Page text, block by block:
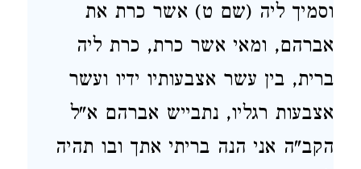
וסמיך ליה (שם ט) אשר כרת את
אברהם, ומאי אשר כרת, כרת ליה
ברית, בין עשר אצבעותיו ידיו ועשר
אצבעות רגליו, נתבייש אברהם א"ל
הקב"ה אני הנה בריתי אתך ובו תהיה